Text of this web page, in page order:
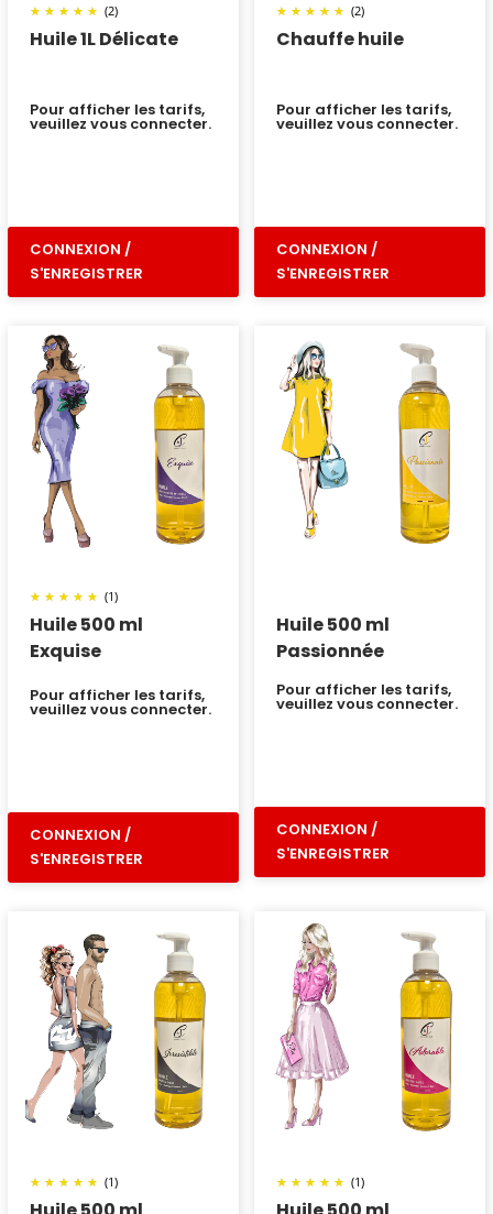
Huile 1L Délicate
(2)
Pour afficher les tarifs,
veuillez vous connecter.
CONNEXION /
S'ENREGISTRER
Chauffe huile
(2)
Pour afficher les tarifs,
veuillez vous connecter.
CONNEXION /
S'ENREGISTRER
Huile 500 ml
Exquise
(1)
Pour afficher les tarifs,
veuillez vous connecter.
CONNEXION /
S'ENREGISTRER
Huile 500 ml
Passionnée
Pour afficher les tarifs,
veuillez vous connecter.
CONNEXION /
S'ENREGISTRER
(1) (1)